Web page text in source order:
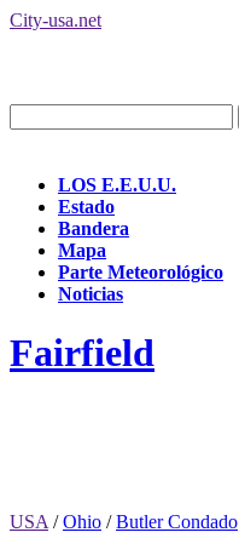
City-usa.net
LOS E.E.U.U.
Estado
Bandera
Mapa
Parte Meteorológico
Noticias
Fairfield
USA /Ohio /Butler Condado